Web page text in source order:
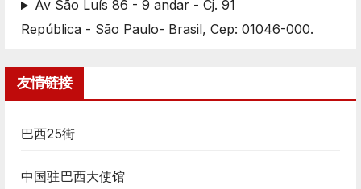
Av São Luís 86 - 9 andar - Cj. 91
República - São Paulo- Brasil, Cep: 01046-000.
友情链接
巴西25街
中国驻巴西大使馆